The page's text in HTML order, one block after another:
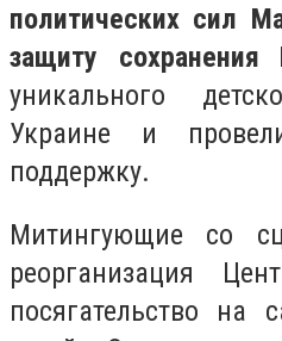
политических сил
защиту сохранения
уникального
Украине и
поддержку.
Митингующие со
реорганизация
посягательство